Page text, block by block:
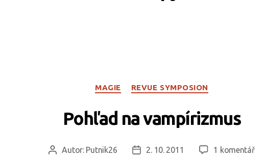
Rubriky
MAGIE REVUE SYMPOSION
Pohľad na vampírizmus
AutorAutor: Putnik26
Datum
2. 10. 2011 1 komentářu